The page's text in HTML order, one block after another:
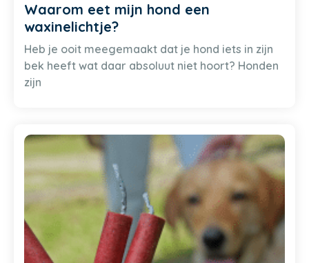
Waarom eet mijn hond een
waxinelichtje?
Heb je ooit meegemaakt dat je hond iets in zijn
bek heeft wat daar absoluut niet hoort? Honden
zijn